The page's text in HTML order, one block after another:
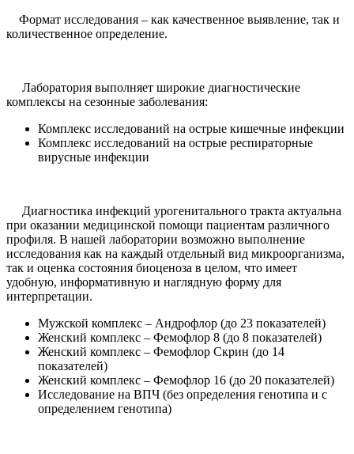
Формат исследования – как качественное выявление, так и
количественное определение.
Лаборатория выполняет широкие диагностические
комплексы на сезонные заболевания:
Комплекс исследований на острые кишечные инфекции
Комплекс исследований на острые респираторные
вирусные инфекции
Диагностика инфекций урогенитального тракта актуальна
при оказании медицинской помощи пациентам различного
профиля. В нашей лаборатории возможно выполнение
исследования как на каждый отдельный вид микроорганизма,
так и оценка состояния биоценоза в целом, что имеет
удобную, информативную и наглядную форму для
интерпретации.
Мужской комплекс – Андрофлор (до 23 показателей)
Женский комплекс – Фемофлор 8 (до 8 показателей)
Женский комплекс – Фемофлор Скрин (до 14
показателей)
Женский комплекс – Фемофлор 16 (до 20 показателей)
Исследование на ВПЧ (без определения генотипа и с
определением генотипа)